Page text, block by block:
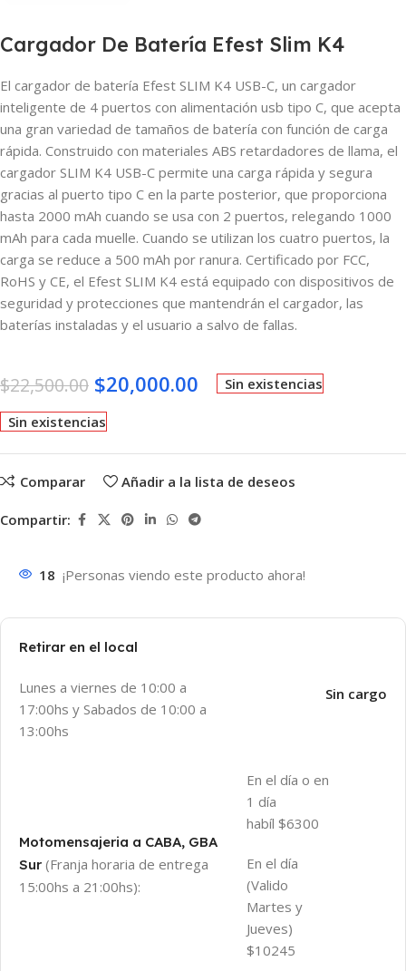
Cargador De Batería Efest Slim K4
El cargador de batería Efest SLIM K4 USB-C, un cargador
inteligente de 4 puertos con alimentación usb tipo C, que acepta
una gran variedad de tamaños de batería con función de carga
rápida. Construido con materiales ABS retardadores de llama, el
cargador SLIM K4 USB-C permite una carga rápida y segura
gracias al puerto tipo C en la parte posterior, que proporciona
hasta 2000 mAh cuando se usa con 2 puertos, relegando 1000
mAh para cada muelle. Cuando se utilizan los cuatro puertos, la
carga se reduce a 500 mAh por ranura. Certificado por FCC,
RoHS y CE, el Efest SLIM K4 está equipado con dispositivos de
seguridad y protecciones que mantendrán el cargador, las
baterías instaladas y el usuario a salvo de fallas.
$22,500.00 $20,000.00 Sin existencias
Sin existencias
Comparar Añadir a la lista de deseos
Compartir:
18 ¡Personas viendo este producto ahora!
Retirar en el local
Lunes a viernes de 10:00 a
17:00hs y Sabados de 10:00 a
13:00hs
Sin cargo
Motomensajeria a CABA, GBA
Sur (Franja horaria de entrega
15:00hs a 21:00hs):
En el día o en
1 día
habíl $6300
En el día
(Valido
Martes y
Jueves)
$10245